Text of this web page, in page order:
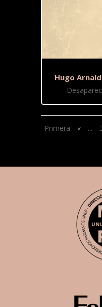
Hugo
Primera « ...